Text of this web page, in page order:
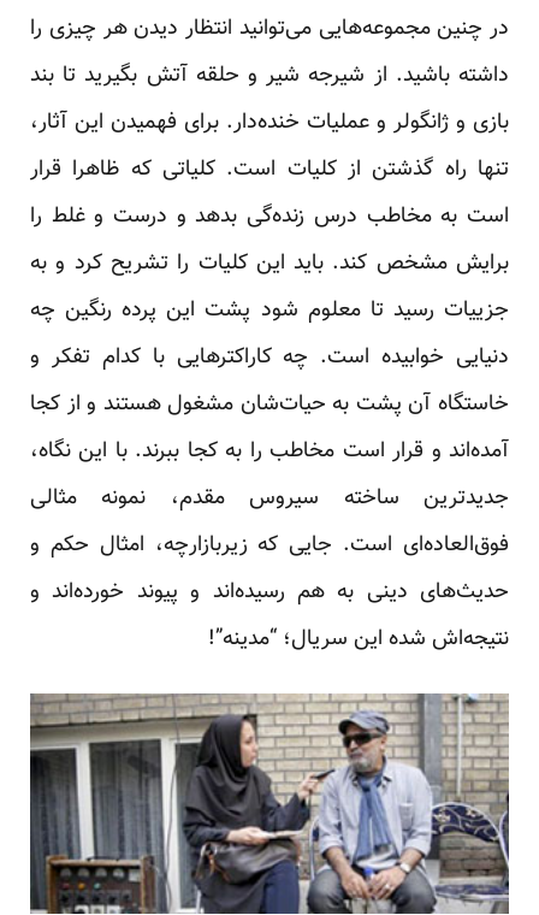
در چنین مجموعه‌هایی می‌توانید انتظار دیدن هر چیزی را
داشته باشید. از شیرجه شیر و حلقه آتش بگیرید تا بند
بازی و ژانگولر و عملیات خنده‌دار. برای فهمیدن این آثار،
تنها راه گذشتن از کلیات است. کلیاتی که ظاهرا قرار
است به مخاطب درس زنده‌گی بدهد و درست و غلط را
برایش مشخص کند. باید این کلیات را تشریح کرد و به
جزییات رسید تا معلوم شود پشت این پرده رنگین چه
دنیایی خوابیده است. چه کاراکترهایی با کدام تفکر و
خاستگاه آن پشت به حیات‌شان مشغول هستند و از کجا
آمده‌اند و قرار است مخاطب را به کجا ببرند. با این نگاه،
جدیدترین ساخته سیروس مقدم، نمونه مثالی
فوق‌العاده‌ای است. جایی که زیربازارچه، امثال حکم و
حدیث‌های دینی به هم رسیده‌اند و پیوند خورده‌اند و
نتیجه‌اش شده این سریال؛ “مدینه”!